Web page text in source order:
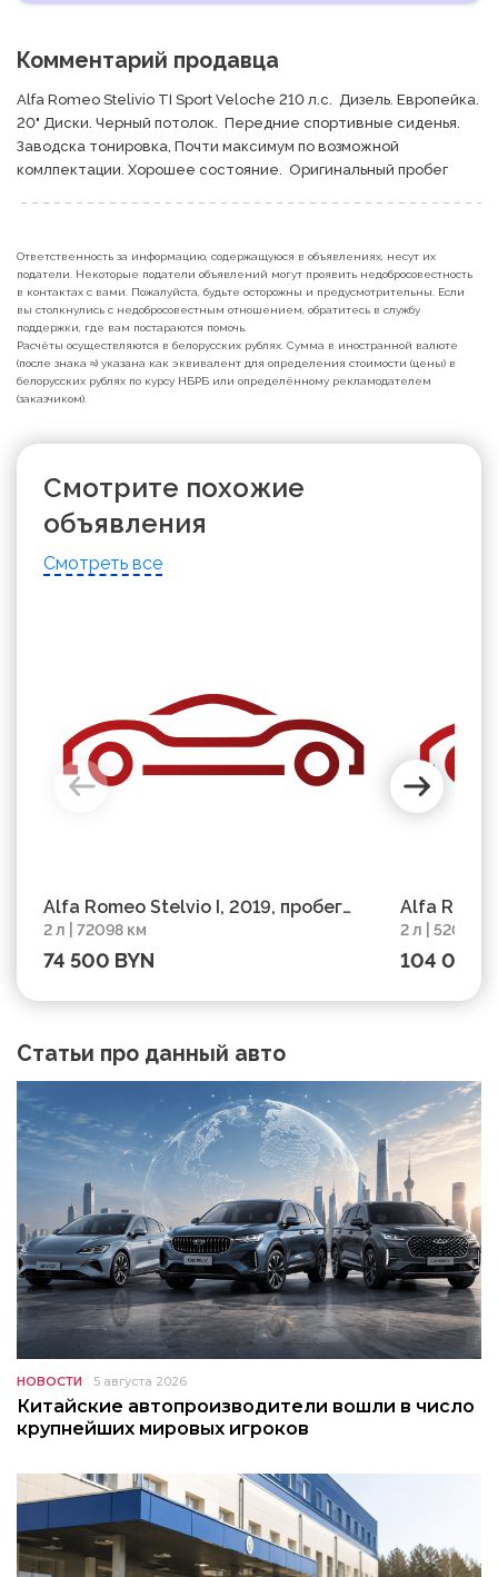
Комментарий продавца
Alfa Romeo Stelivio TI Sport Veloche 210 л.с.  Дизель. Европейка.
20" Диски. Черный потолок.  Передние спортивные сиденья.
Заводска тонировка, Почти максимум по возможной
комлпектации. Хорошее состояние.  Оригинальный пробег
Ответственность за информацию, содержащуюся в объявлениях, несут их
податели. Некоторые податели объявлений могут проявить недобросовестность
в контактах с вами. Пожалуйста, будьте осторожны и предусмотрительны. Если
вы столкнулись с недобросовестным отношением, обратитесь в службу
поддержки, где вам постараются помочь.
Расчёты осуществляются в белорусских рублях. Сумма в иностранной валюте
(после знака ≈) указана как эквивалент для определения стоимости (цены) в
белорусских рублях по курсу НБРБ или определённому рекламодателем
(заказчиком).
Смотрите похожие
объявления
Смотреть все
Alfa Romeo Stelvio I, 2019, пробег
72098 км
2 л | 72098 км
74 500 BYN
Alfa
2021,
2 л | 52000
104 002
Статьи про данный авто
НОВОСТИ 5 августа 2026
Китайские автопроизводители вошли в число
крупнейших мировых игроков